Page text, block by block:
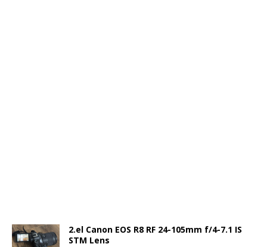
2.el Canon EOS R8 RF 24-105mm f/4-7.1 IS
STM Lens